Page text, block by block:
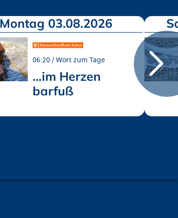
Montag 03.08.2026
06:20 Wort zum Tage
…im Herzen
barfuß